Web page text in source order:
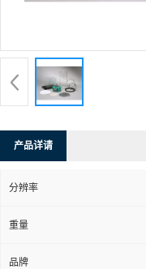
产品详请
分辨率
重量
品牌